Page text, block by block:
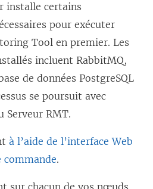
installe certains
pour exécuter
Tool en premier. Les
incluent RabbitMQ,
de données PostgreSQL
se poursuit avec
Serveur RMT.
à l’aide de l’interface Web
commande.
sur chacun de vos nœuds